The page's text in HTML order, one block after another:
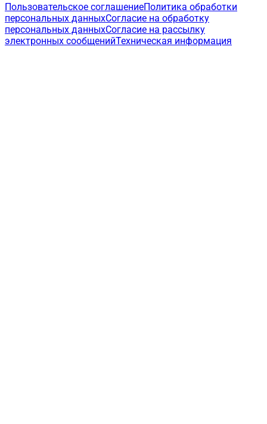
Пользовательское соглашениеПолитика обработки
персональных данныхСогласие на обработку
персональных данныхСогласие на рассылку
электронных сообщенийТехническая информация